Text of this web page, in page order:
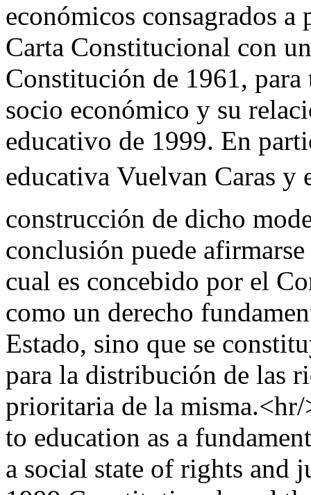
económicos consagrados
Carta Constitucional con
Constitución de 1961,
socio económico y su
educativo de 1999. En
educativa Vuelvan Caras
construcción de dicho
conclusión puede
cual es concebido por el
como un derecho
Estado, sino que se
para la distribución de las
prioritaria de la
to education as a
a social state of rights and